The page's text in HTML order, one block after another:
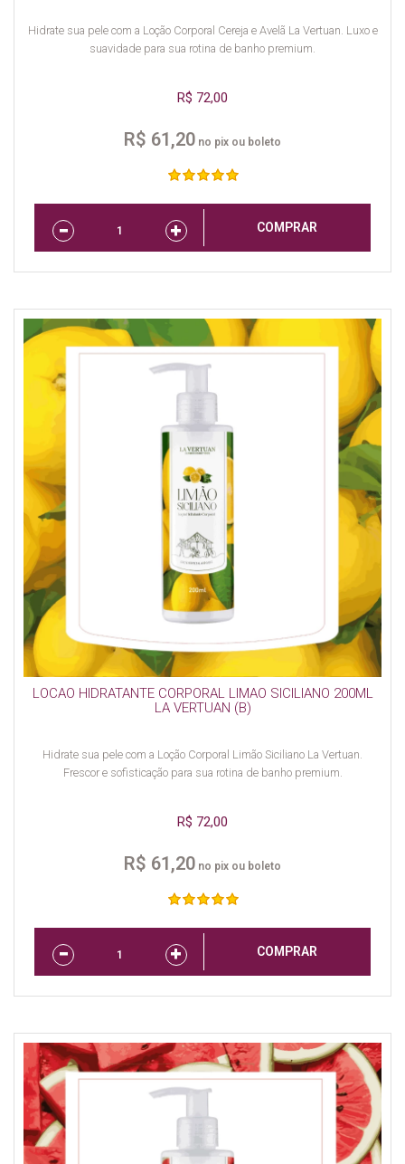
Hidrate sua pele com a Loção Corporal Cereja e Avelã La Vertuan. Luxo e
suavidade para sua rotina de banho premium.
R$ 72,00
R$ 61,20 no pix ou boleto
COMPRAR
LOCAO HIDRATANTE CORPORAL LIMAO SICILIANO 200ML
LA VERTUAN (B)
Hidrate sua pele com a Loção Corporal Limão Siciliano La Vertuan.
Frescor e sofisticação para sua rotina de banho premium.
R$ 72,00
R$ 61,20 no pix ou boleto
COMPRAR